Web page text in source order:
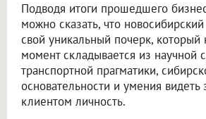
Подводя итоги прошедшего
можно сказать, что
свой уникальный почерк, который
момент складывается из научной
транспортной прагматики,
основательности и умения
клиентом личность.